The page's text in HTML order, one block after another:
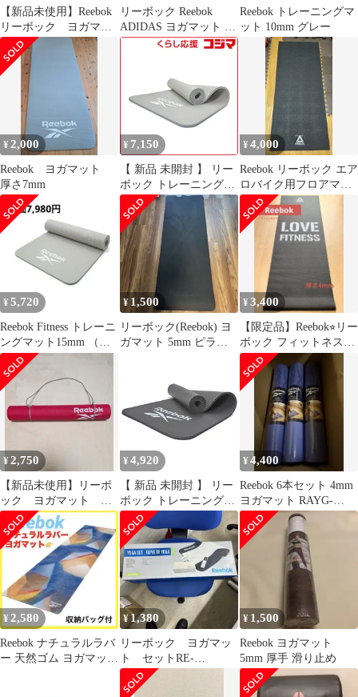
【新品未使用】Reebok
リーボック ヨガマッ
ト 6mm 厚手 トレーニ
ング
リーボック Reebok
ADIDAS ヨガマット 抗
菌仕様 5mm ボディケ
ADYG10350 MR ワイル
ドピンク
Reebok トレーニングマ
ット 10mm グレー
¥ 2,000
Reebok ヨガマット
厚さ7mm
¥ 7,150
【 新品 未開封 】 リー
ボック トレーニングマ
ット15mm RAMT-
11018GR 未使用 送料無
料
¥4,000
Reebok リーボック エア
ロバイク用フロアマッ
ト RAMT-10229
¥ 5,720
Reebok Fitness トレーニ
ングマット15mm （グ
レー）
¥ 1,500
リーボック(Reebok) ヨ
ガマット 5mm ピラテ
¥3,400
【限定品】Reebok⭐︎リー
ボック フィットネスマ
ット ヨガマット 厚さ
4mm
¥2,750
【新品未使用】リーボ
ック ヨガマット
マットケース付き 4ｍ
ｍ
¥ 4,920
【 新品 未開封 】 リー
ボック トレーニングマ
ット10mm RAMT-
11015BK 未使用 送料無
料
¥4,400
Reebok 6本セット 4mm
ヨガマット RAYG-
11020PL 青 紫
¥ 2,580
Reebok ナチュラルラバ
ー 天然ゴム ヨガマット
¥1,380
リーボック ヨガマッ
ト セットRE-
40023WH
¥ 1,500
Reebok ヨガマット
5mm 厚手 滑り止め